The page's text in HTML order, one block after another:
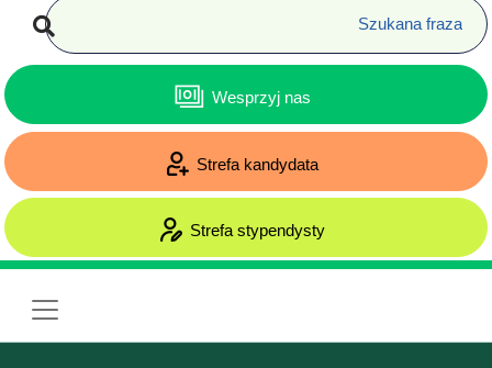
Wesprzyj nas
Strefa kandydata
Strefa stypendysty